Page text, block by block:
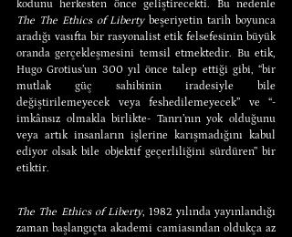
The The Ethics of Liberty beşeriyetin tarih boyunca
aradığı vasıfta bir rasyonalist etik felsefesinin büyük
oranda gerçekleşmesini temsil etmektedir. Bu etik,
Hugo Grotius’un 300 yıl önce talep ettiği gibi, “bir
mutlak güç sahibinin iradesiyle bile
değiştirilemeyecek veya feshedilemeyecek” ve “-
imkânsız olmakla birlikte- Tanrı’nın yok olduğunu
veya artık insanların işlerine karışmadığını kabul
ediyor olsak bile objektif geçerliliğini sürdüren” bir
etiktir.
The The Ethics of Liberty, 1982 yılında yayınlandığı
zaman başlangıçta akademi camiasından oldukça az